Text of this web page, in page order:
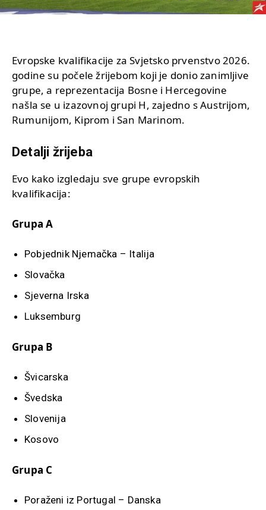
Evropske kvalifikacije za Svjetsko prvenstvo 2026.
godine su počele žrijebom koji je donio zanimljive
grupe, a reprezentacija Bosne i Hercegovine
našla se u izazovnoj grupi H, zajedno s Austrijom,
Rumunijom, Kiprom i San Marinom.
Detalji žrijeba
Evo kako izgledaju sve grupe evropskih
kvalifikacija:
Grupa A
Pobjednik Njemačka – Italija
Slovačka
Sjeverna Irska
Luksemburg
Grupa B
Švicarska
Švedska
Slovenija
Kosovo
Grupa C
Poraženi iz Portugal – Danska